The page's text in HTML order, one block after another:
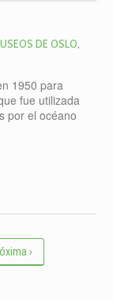
DE OSLO,
1950 para
fue utilizada
por el océano
›